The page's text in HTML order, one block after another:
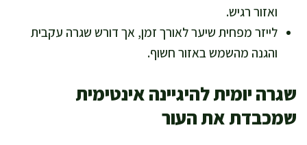
ואזור רגיש.
לייזר מפחית שיער לאורך זמן, אך דורש שגרה עקבית
והגנה מהשמש באזור חשוף.
שגרה יומית להיגיינה אינטימית
שמכבדת את העור